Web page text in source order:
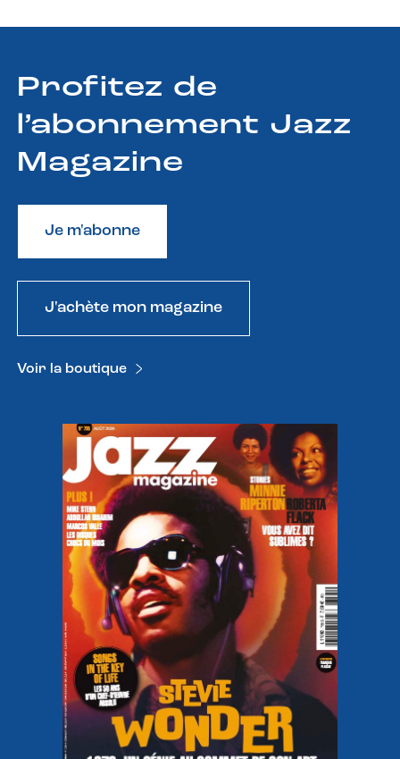
Profitez de
l’abonnement Jazz
Magazine
Je m'abonne
J'achète mon magazine
Voir la boutique